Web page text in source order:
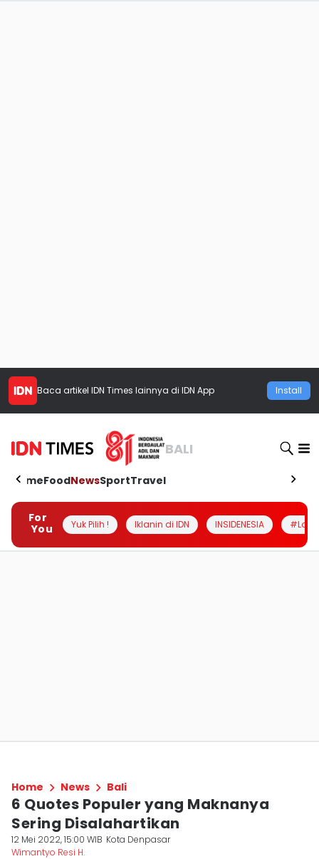
Baca artikel IDN Times lainnya di IDN App Install
BALI
HomeFoodNewsSportTravel
For
You
Yuk Pilih ! Iklanin di IDN INSIDENESIA
Home News Bali
6 Quotes Populer yang Maknanya
Sering Disalahartikan
12 Mei 2022, 15:00 WIB Kota Denpasar
Wimantyo Resi H.